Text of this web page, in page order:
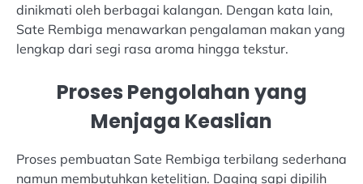
dinikmati oleh berbagai kalangan. Dengan kata lain,
Sate Rembiga menawarkan pengalaman makan yang
lengkap dari segi rasa aroma hingga tekstur.
Proses Pengolahan yang
Menjaga Keaslian
Proses pembuatan Sate Rembiga terbilang sederhana
namun membutuhkan ketelitian. Daging sapi dipilih